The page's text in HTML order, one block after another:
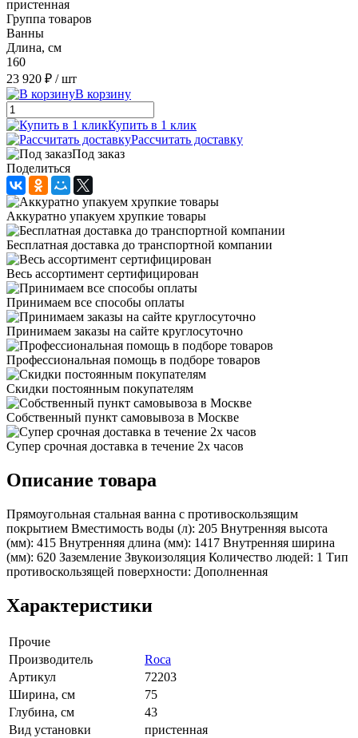
пристенная
Группа товаров
Ванны
Длина, см
160
23 920 ₽ / шт
В корзину
Купить в 1 клик
Рассчитать доставку
Под заказ
Поделиться
Аккуратно упакуем хрупкие товары
Бесплатная доставка до транспортной компании
Весь ассортимент сертифицирован
Принимаем все способы оплаты
Принимаем заказы на сайте круглосуточно
Профессиональная помощь в подборе товаров
Скидки постоянным покупателям
Собственный пункт самовывоза в Москве
Супер срочная доставка в течение 2х часов
Описание товара
Прямоугольная стальная ванна с противоскользящим
покрытием Вместимость воды (л): 205 Внутренняя высота
(мм): 415 Внутренняя длина (мм): 1417 Внутренняя ширина
(мм): 620 Заземление Звукоизоляция Количество людей: 1 Тип
противоскользящей поверхности: Дополненная
Характеристики
Прочие
Производитель
Roca
Артикул
72203
Ширина, см
75
Глубина, см
43
Вид установки
пристенная